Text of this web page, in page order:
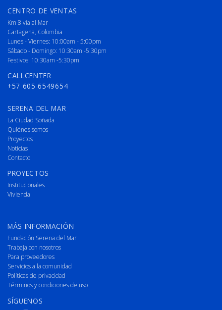
CENTRO DE VENTAS
Km 8 vía al Mar
Cartagena, Colombia
Lunes - Viernes: 10:00am - 5:00pm
Sábado - Domingo: 10:30am -5:30pm
Festivos: 10:30am -5:30pm
CALLCENTER
+57 605 6549654
SERENA DEL MAR
La Ciudad Soñada
Quiénes somos
Proyectos
Noticias
Contacto
PROYECTOS
Institucionales
Vivienda
MÁS INFORMACIÓN
Fundación Serena del Mar
Trabaja con nosotros
Para proveedores
Servicios a la comunidad
Políticas de privacidad
Términos y condiciones de uso
SÍGUENOS